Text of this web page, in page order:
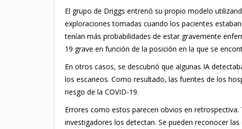
El grupo de Driggs entrenó su propio modelo
exploraciones tomadas cuando los pacientes
tenían más probabilidades de estar gravemente
19 grave en función de la posición en la que se
En otros casos, se descubrió que algunas IA
los escaneos. Como resultado, las fuentes de los
riesgo de la COVID-19.
Errores como estos parecen obvios en
investigadores los detectan. Se pueden reconocer